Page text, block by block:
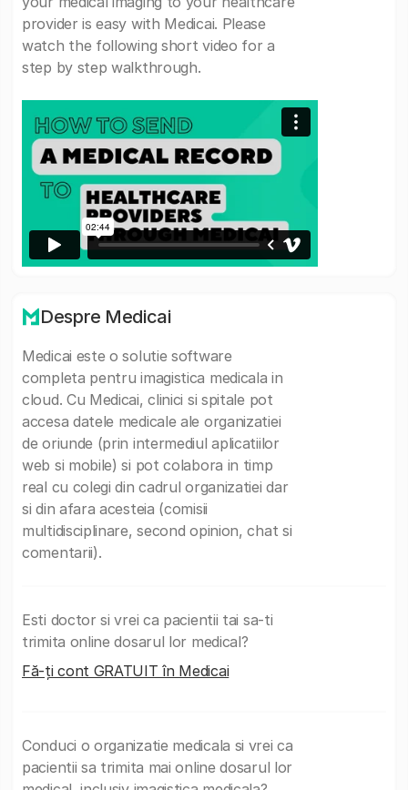
provider is easy with Medicai. Please
watch the following short video for a
step by step walkthrough.
Despre Medicai
Medicai este o solutie software
completa pentru imagistica medicala in
cloud. Cu Medicai, clinici si spitale pot
accesa datele medicale ale organizatiei
de oriunde (prin intermediul aplicatiilor
web si mobile) si pot colabora in timp
real cu colegi din cadrul organizatiei dar
si din afara acesteia (comisii
multidisciplinare, second opinion, chat si
comentarii).
Esti doctor si vrei ca pacientii tai sa-ti
trimita online dosarul lor medical?
Fă-ți cont GRATUIT în Medicai
Conduci o organizatie medicala si vrei ca
pacientii sa trimita mai online dosarul lor